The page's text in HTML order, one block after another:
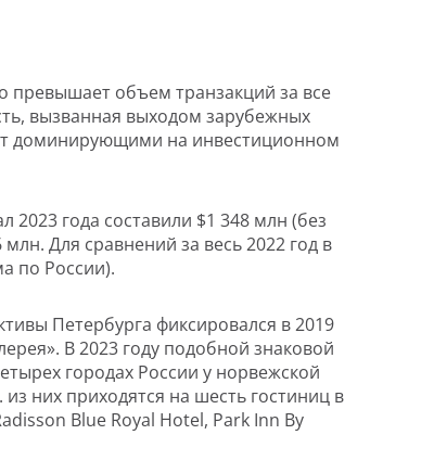
превышает объем транзакций за все
вызванная выходом зарубежных
доминирующими на инвестиционном
года составили $1 348 млн (без
Для сравнений за весь 2022 год в
по России).
Петербурга фиксировался в 2019
В 2023 году подобной знаковой
городах России у норвежской
них приходятся на шесть гостиниц в
Blue Royal Hotel, Park Inn By